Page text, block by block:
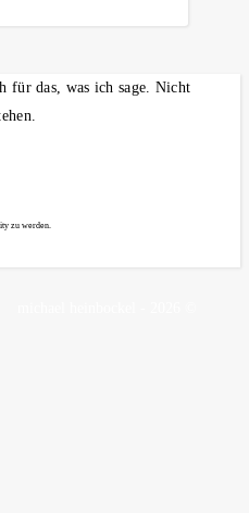
für das, was ich sage. Nicht
zu werden.